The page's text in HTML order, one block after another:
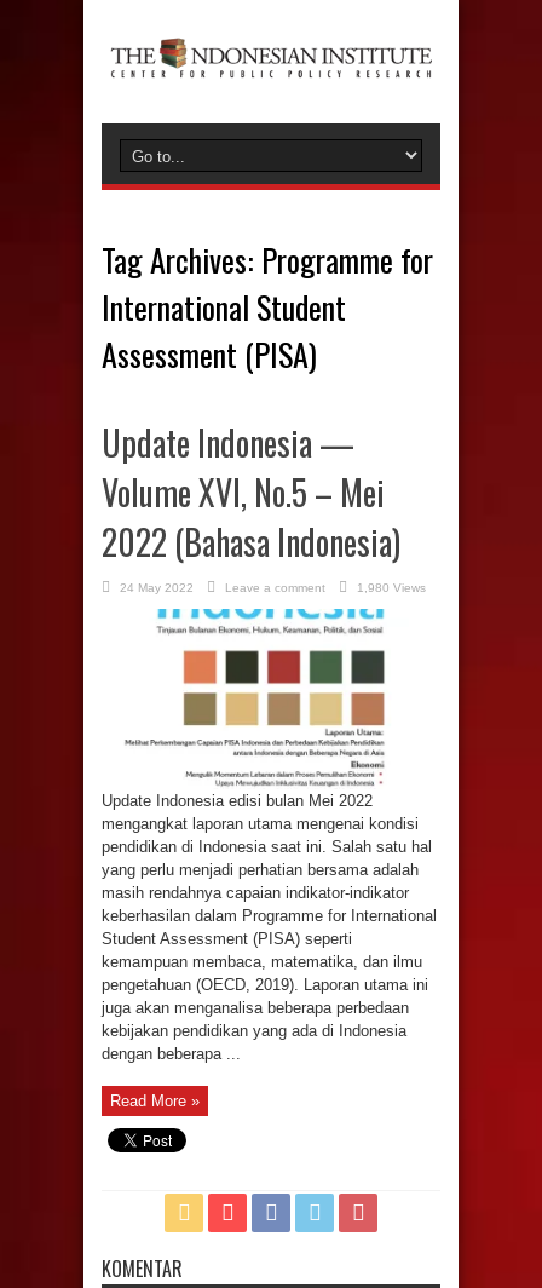
Tag Archives: Programme for
International Student
Assessment (PISA)
Update Indonesia —
Volume XVI, No.5 – Mei
2022 (Bahasa Indonesia)
24 May 2022 Leave a comment 1,980 Views
Update Indonesia edisi bulan Mei 2022
mengangkat laporan utama mengenai kondisi
pendidikan di Indonesia saat ini. Salah satu hal
yang perlu menjadi perhatian bersama adalah
masih rendahnya capaian indikator-indikator
keberhasilan dalam Programme for International
Student Assessment (PISA) seperti
kemampuan membaca, matematika, dan ilmu
pengetahuan (OECD, 2019). Laporan utama ini
juga akan menganalisa beberapa perbedaan
kebijakan pendidikan yang ada di Indonesia
dengan beberapa ...
Read More »
KOMENTAR